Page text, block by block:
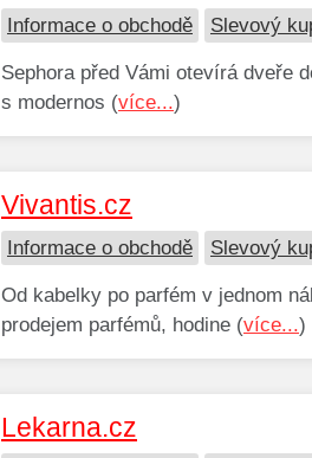
Informace o obchodě Slevový
Sephora před Vámi otevírá dveře
s modernos (více...)
Vivantis.cz
Informace o obchodě Slevový
Od kabelky po parfém v jednom
prodejem parfémů, hodine (více...)
Lekarna.cz